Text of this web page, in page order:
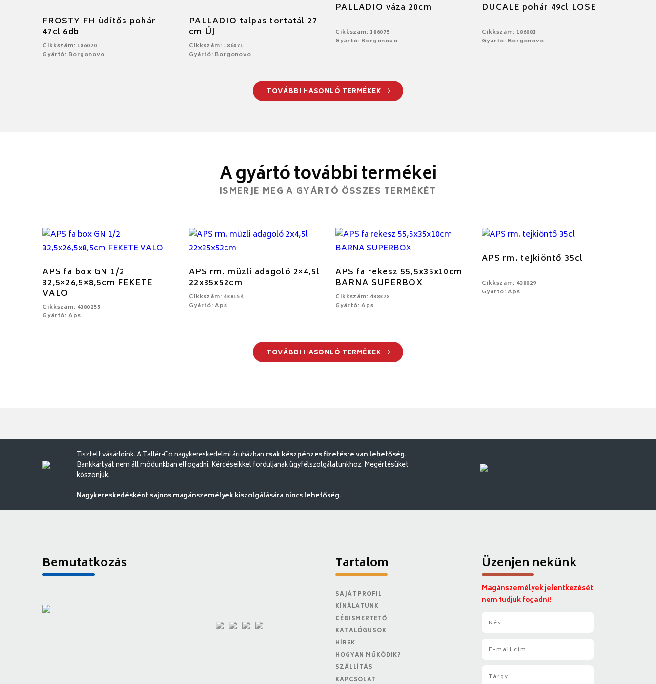
FROSTY FH üdítős pohár
47cl 6db
Cikkszám: 186070
Gyártó: Borgonovo
PALLADIO talpas tortatál 27
cm ÚJ
Cikkszám: 186071
Gyártó: Borgonovo
PALLADIO váza 20cm
Cikkszám: 186075
Gyártó: Borgonovo
DUCALE pohár 49cl LOSE
Cikkszám: 186081
Gyártó: Borgonovo
TOVÁBBI HASONLÓ TERMÉKEK
A gyártó további termékei
ISMERJE MEG A GYÁRTÓ ÖSSZES TERMÉKÉT
APS fa box GN 1/2
32,5×26,5×8,5cm FEKETE
VALO
Cikkszám: 4380255
Gyártó: Aps
APS rm. müzli adagoló 2×4,5l
22x35x52cm
Cikkszám: 438154
Gyártó: Aps
APS fa rekesz 55,5x35x10cm
BARNA SUPERBOX
Cikkszám: 438378
Gyártó: Aps
APS rm. tejkiöntő 35cl
Cikkszám: 438029
Gyártó: Aps
TOVÁBBI HASONLÓ TERMÉKEK
Tisztelt vásárlóink. A Tallér-Co nagykereskedelmi áruházban csak készpénzes fizetésre van lehetőség.
Bankkártyát nem áll módunkban elfogadni. Kérdéseikkel forduljanak ügyfélszolgálatunkhoz. Megértésüket
köszönjük.
Nagykereskedésként sajnos magánszemélyek kiszolgálására nincs lehetőség.
Bemutatkozás Tartalom
SAJÁT PROFIL
KÍNÁLATUNK
CÉGISMERTETŐ
KATALÓGUSOK
HÍREK
HOGYAN MŰKÖDIK?
SZÁLLÍTÁS
KAPCSOLAT
Üzenjen nekünk
Magánszemélyek jelentkezését
nem tudjuk fogadni!